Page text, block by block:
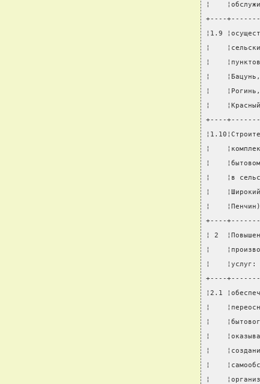
¦
+----
¦1.9
¦
¦
¦
¦
¦
+----
¦
¦
¦    ¦в
¦
¦
+----
¦ 2
¦
¦
+----
¦2.1
¦
¦
¦
¦
¦
¦